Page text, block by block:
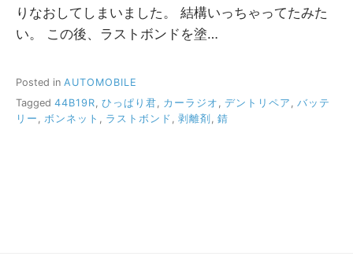
りなおしてしまいました。 結構いっちゃってたみた
い。 この後、ラストボンドを塗…
Posted in AUTOMOBILE
Tagged 44B19R, ひっぱり君, カーラジオ , デントリペア , バッテ
リー , ボンネット , ラストボンド , 剥離剤 , 錆